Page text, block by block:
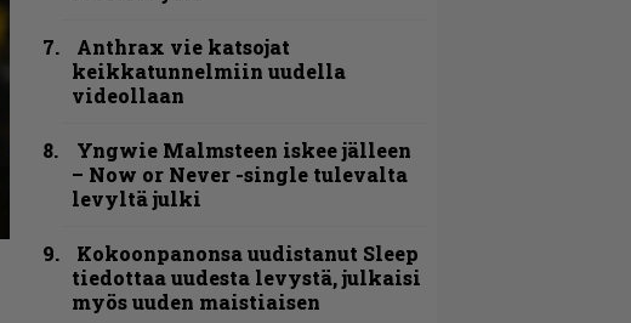
Anthrax vie katsojat
keikkatunnelmiin uudella
videollaan
Yngwie Malmsteen iskee jälleen
– Now or Never -single tulevalta
levyltä julki
Kokoonpanonsa uudistanut Sleep
tiedottaa uudesta levystä, julkaisi
myös uuden maistiaisen